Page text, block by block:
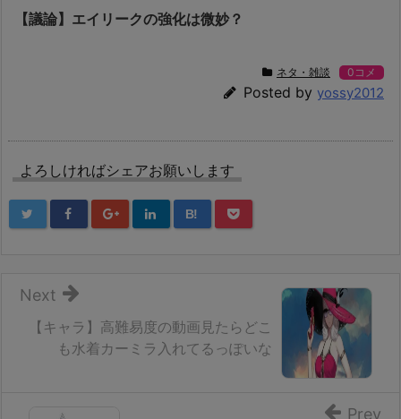
【議論】エイリークの強化は微妙？
ネタ・雑談 0コメ
Posted by yossy2012
よろしければシェアお願いします
B!
【キャラ】高難易度の動画見たらどこ
も水着カーミラ入れてるっぽいな
Next
Prev